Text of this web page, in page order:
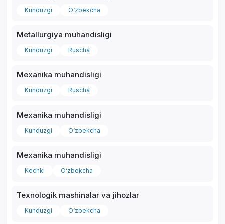
Kunduzgi O‘zbekcha
Metallurgiya muhandisligi
Kunduzgi Ruscha
Mexanika muhandisligi
Kunduzgi Ruscha
Mexanika muhandisligi
Kunduzgi O‘zbekcha
Mexanika muhandisligi
Kechki O‘zbekcha
Texnologik mashinalar va jihozlar
Kunduzgi O‘zbekcha